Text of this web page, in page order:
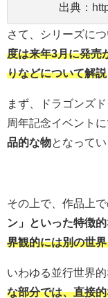
出典：
さて、シリーズに
度は来年3月に発売
りなどについて解説
まず、ドラゴンズ
周年記念イベント
品的な物となってい
その上で、作品上
ン」といった特徴
界観的には別の世
いわゆる並行世界
な部分では、直接